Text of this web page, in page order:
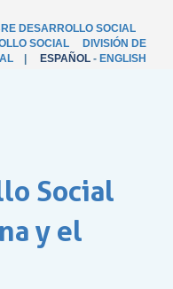
DESARROLLO SOCIAL
SOCIAL
DIVISIÓN DE
ESPAÑOL - ENGLISH
Social
y el